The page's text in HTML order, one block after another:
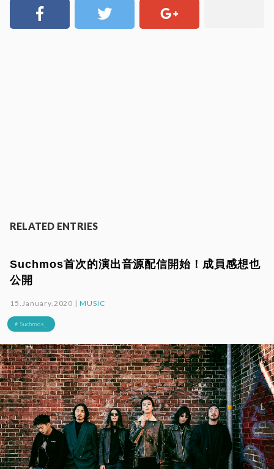
RELATED ENTRIES
Suchmos首次的演出音源配信開始！成員感想也
公開
15.January.2020 |MUSIC
# Suchmos_